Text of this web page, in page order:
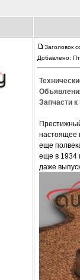
Заголовок
Добавлено:
Запчасти к
настоящее
еще
еще в 1934
даже